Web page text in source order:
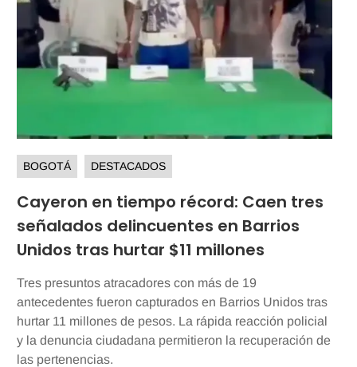
BOGOTÁ DESTACADOS
Cayeron en tiempo récord: Caen tres
señalados delincuentes en Barrios
Unidos tras hurtar $11 millones
Tres presuntos atracadores con más de 19
antecedentes fueron capturados en Barrios Unidos tras
hurtar 11 millones de pesos. La rápida reacción policial
y la denuncia ciudadana permitieron la recuperación de
las pertenencias.